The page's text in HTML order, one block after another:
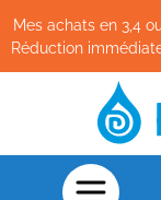
Mes achats en 3,4
Réduction